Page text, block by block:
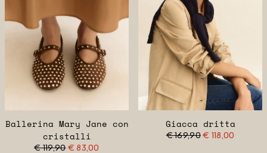
Ballerina Mary Jane con
cristalli
€ 119,90€ 83,00
Giacca dritta
€ 169,90€ 118,00